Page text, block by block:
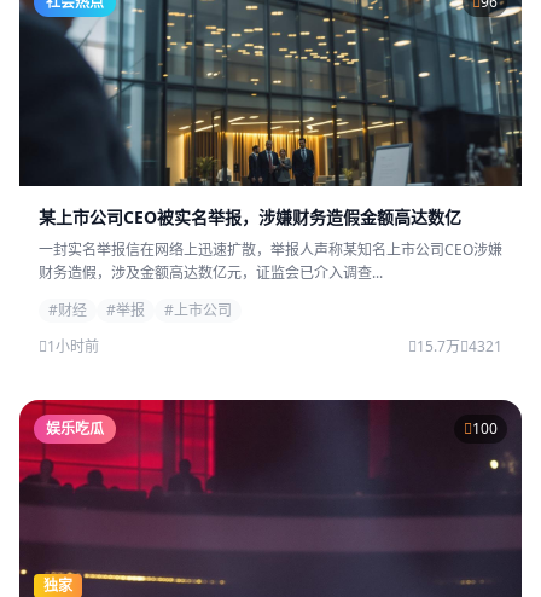
某上市公司CEO被实名举报，涉嫌财务造假金额高达数亿
一封实名举报信在网络上迅速扩散，举报人声称某知名上市公司CEO涉嫌
财务造假，涉及金额高达数亿元，证监会已介入调查...
#财经
#举报
#上市公司
1小时前
15.7万 4321
娱乐吃瓜 100
独家